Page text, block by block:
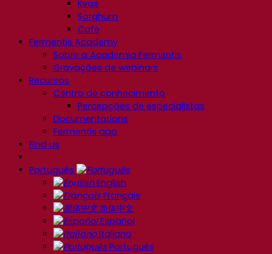
Kvas
Sorghum
Café
Fermentis Academy
Sobre a Academia Fermentis
Gravações de webinars
Recursos
Centro de conhecimento
Percepções de especialistas
Documentations
Fermentis app
Find us
Português
English
Français
简体中文
Español
Italiano
Português